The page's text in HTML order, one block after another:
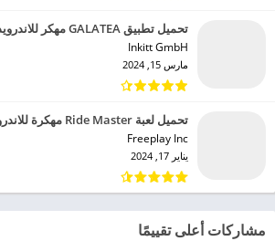
تحميل تطبيق GALATEA مهكر للاندرويد 2024
Inkitt GmbH‏
مارس 15, 2024
تحميل لعبة Ride Master مهكرة للاندرويد 2024
Freeplay Inc‏
يناير 17, 2024
مشاركات أعلى تقييمًا